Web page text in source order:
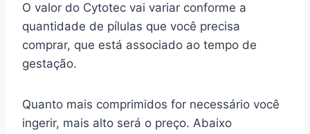
O valor do Cytotec vai variar conforme a
quantidade de pílulas que você precisa
comprar, que está associado ao tempo de
gestação.
Quanto mais comprimidos for necessário você
ingerir, mais alto será o preço. Abaixo